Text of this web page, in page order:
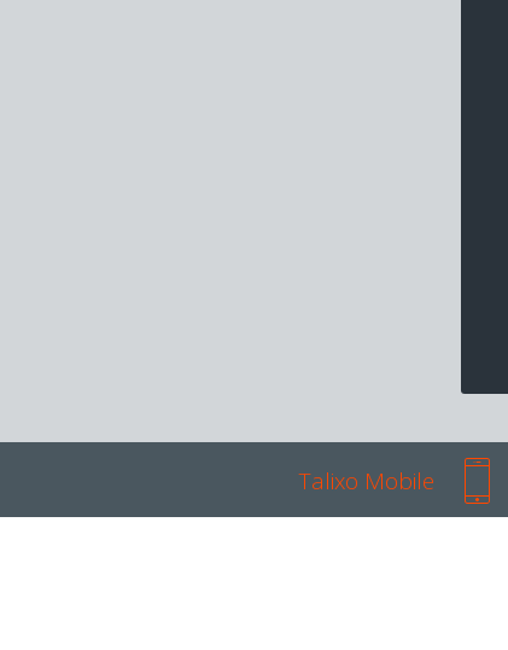
Talixo Mobile